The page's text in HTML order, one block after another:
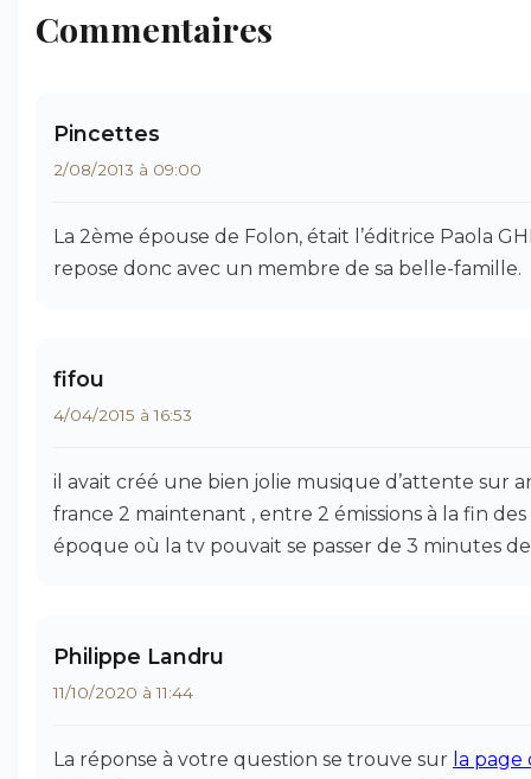
Commentaires
Pincettes
2/08/2013 à 09:00
La 2ème épouse de Folon, était l’éditrice Paola
repose donc avec un membre de sa belle-famille.
fifou
4/04/2015 à 16:53
il avait créé une bien jolie musique d’attente sur
france 2 maintenant , entre 2 émissions à la fin des
époque où la tv pouvait se passer de 3 minutes
Philippe Landru
11/10/2020 à 11:44
La réponse à votre question se trouve sur la page